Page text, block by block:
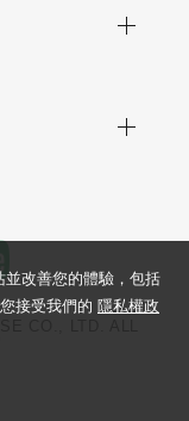
CO., LTD. ALL
改善您的體驗，包括
接受我們的 隱私權政